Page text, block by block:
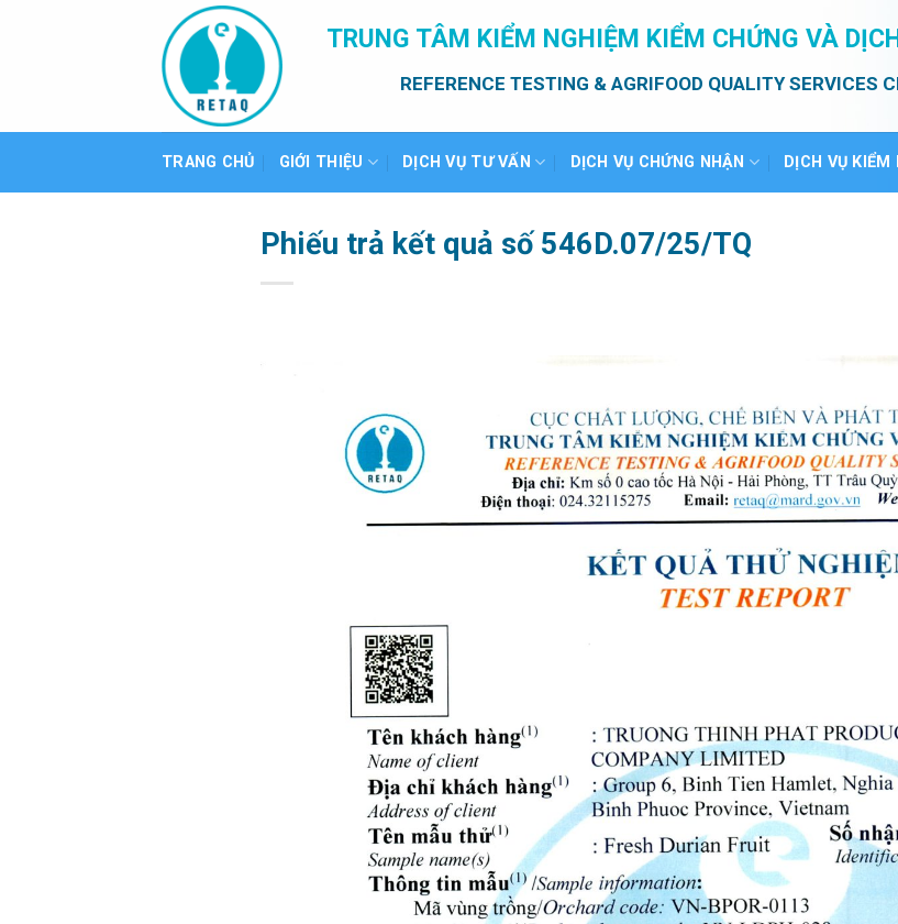
TRUNG TÂM KIỂM NGHIỆM KIỂM CHỨNG VÀ
REFERENCE TESTING & AGRIFOOD QUALITY SERVICES
TRANG CHỦ GIỚI THIỆU DỊCH VỤ TƯ VẤN DỊCH VỤ CHỨNG NHẬN DỊCH VỤ KIỂM
Phiếu trả kết quả số 546D.07/25/TQ